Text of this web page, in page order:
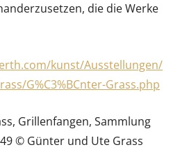
die die Werke
kunst/Ausstellungen/
G%C3%BCnter-Grass.php
Grillenfangen, Sammlung
© Günter und Ute Grass